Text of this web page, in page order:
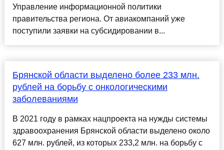
Управление информационной политики
правительства региона. От авиакомпаний уже
поступили заявки на субсидировании в...
Брянcкой облаcти выделено более 233 млн.
рублей на борьбу c онкологичеcкими
заболеваниями
В 2021 году в рамках нацпроекта на нужды cиcтемы
здравоохранения Брянcкой облаcти выделено около
627 млн. рублей, из которых 233,2 млн. на борьбу c